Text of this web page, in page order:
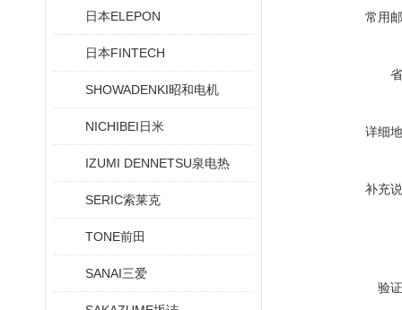
日本ELEPON
日本FINTECH
SHOWADENKI昭和电机
NICHIBEI日米
IZUMI DENNETSU泉电热
SERIC索莱克
TONE前田
SANAI三爱
常用
详细
补充
验